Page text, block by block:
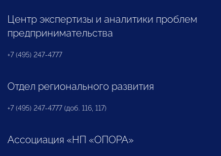
Центр экспертизы и аналитики проблем
предпринимательства
+7 (495) 247-4777
Отдел регионального развития
+7 (495) 247-4777 (доб. 116, 117)
Ассоциация «НП «ОПОРА»